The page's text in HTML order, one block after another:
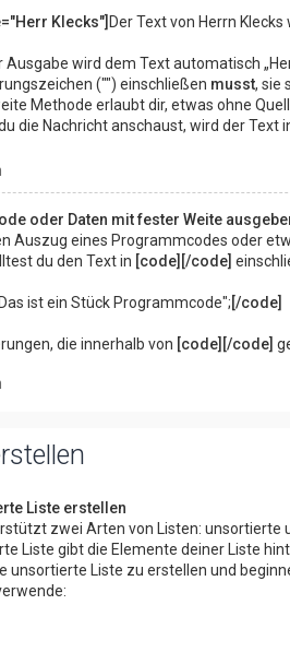
Klecks"] Der Text von Herrn
Ausgabe wird dem Text automatisch
("") einschließen musst, sie
Methode erlaubt dir, etwas ohne
die Nachricht anschaust, wird der Text
oder Daten mit fester Weite
Auszug eines Programmcodes oder
du den Text in [code][/code]
ist ein Stück Programmcode"; [/code]
die innerhalb von [code][/code]
Liste erstellen
zwei Arten von Listen: unsortierte
Liste gibt die Elemente deiner Liste
unsortierte Liste zu erstellen und